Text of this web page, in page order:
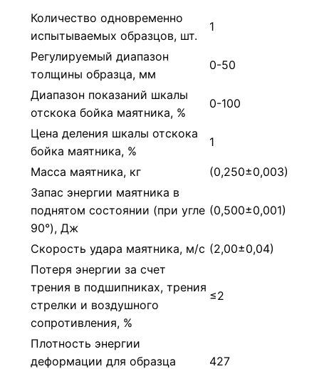
Количество одновременно
испытываемых образцов, шт.
1
Регулируемый диапазон
толщины образца, мм
0-50
Диапазон показаний шкалы
отскока бойка маятника, %
0-100
Цена деления шкалы отскока
бойка маятника, %
1
Масса маятника, кг
(0,250±0,003)
Запас энергии маятника в
поднятом состоянии (при угле
90°), Дж
(0,500±0,001)
Скорость удара маятника, м/с (2,00±0,04)
Потеря энергии за счет
трения в подшипниках, трения
стрелки и воздушного
сопротивления, %
≤2
Плотность энергии
деформации для образца
427